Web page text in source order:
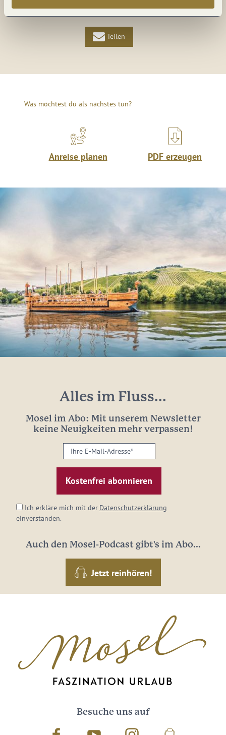
Teilen
Was möchtest du als nächstes tun?
Anreise planen PDF erzeugen
Alles im Fluss...
Mosel im Abo: Mit unserem Newsletter
keine Neuigkeiten mehr verpassen!
Ihre
E-
Mail-
Adresse:
Ich erkläre mich mit der Datenschutzerklärung
einverstanden.
Auch den Mosel-Podcast gibt's im Abo...
Jetzt reinhören!
Besuche uns auf